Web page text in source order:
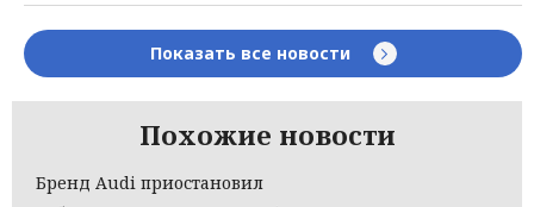
Показать все новости
Похожие новости
Бренд Audi приостановил